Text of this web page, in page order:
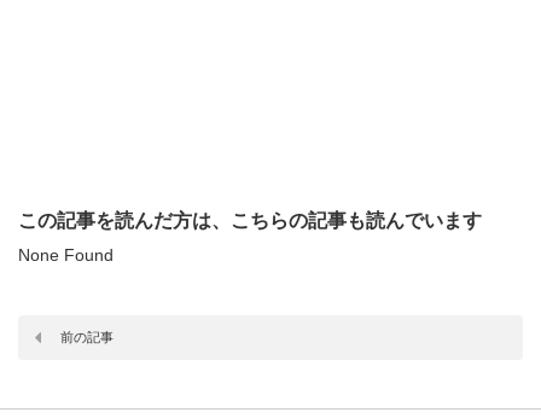
この記事を読んだ方は、こちらの記事も読んでいます
None Found
前の記事